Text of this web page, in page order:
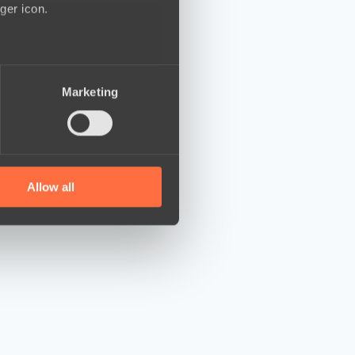
icon.
who may combine it with
Marketing
Allow all